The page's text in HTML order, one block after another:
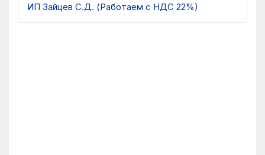
ИП Зайцев С.Д. (Работаем с НДС 22%)